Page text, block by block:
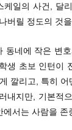
일의 사건, 달
버릴 정도의 것
동네에 작은 변
생 초보 인턴이
깔리고, 특히
내지만, 기본적
서는 사람을 존